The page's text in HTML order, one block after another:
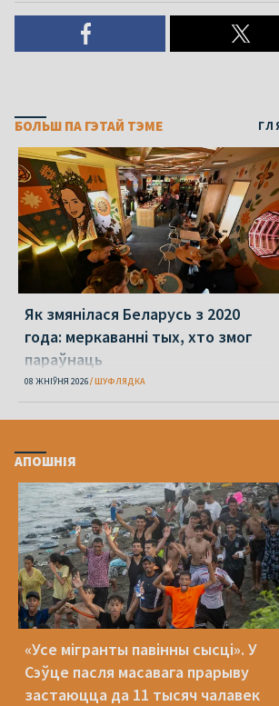
БОЛЬШ ПА ГЭТАЙ ТЭМЕ
Як змянілася Беларусь з 2020
года: меркаванні тых, хто змог
параўнаць
08 ЖНІЎНЯ 2026 ШУФЛЯДКА
АПОШНІЯ
«Усе мігранты павінны сысці». У
Сэўце пасля масавага прарыву
застаюцца да 11 тысяч чалавек